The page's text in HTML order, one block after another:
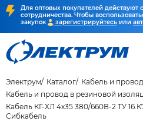
Для оптовых покупателей действуют
сотрудничества. Чтобы
закупок
зарегистрируйтесь или
Электрум Каталог
Кабель и провод
Кабель и провод в резиновой
Кабель КГ-ХЛ 4х35 380/660В-2 ТУ
Сибкабель